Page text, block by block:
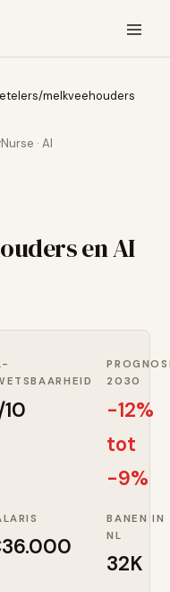
melkveehouders
· AI
en AI
2030
-12%
tot
-9%
36.000
BANEN IN
NL
32K